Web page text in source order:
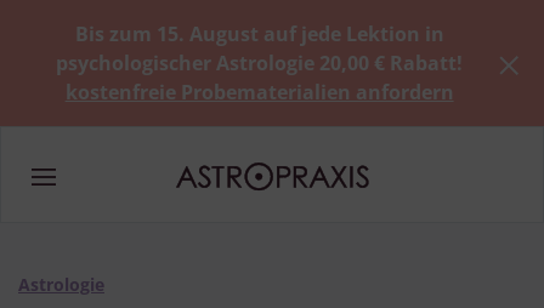
Bis zum 15. August auf jede Lektion in
psychologischer Astrologie 20,00 € Rabatt!
kostenfreie Probematerialien anfordern
Astrologie